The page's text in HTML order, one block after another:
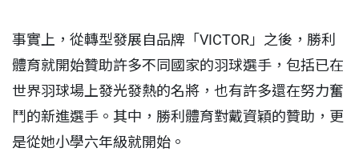
事實上，從轉型發展自品牌「VICTOR」之後，勝利
體育就開始贊助許多不同國家的羽球選手，包括已在
世界羽球場上發光發熱的名將，也有許多還在努力奮
鬥的新進選手。其中，勝利體育對戴資穎的贊助，更
是從她小學六年級就開始。